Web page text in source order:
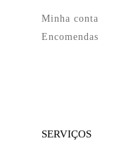
Minha conta
Encomendas
SERVIÇOS